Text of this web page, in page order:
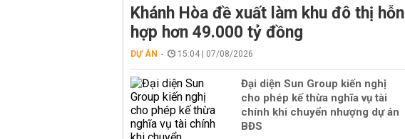
Khánh Hòa đề xuất làm khu đô thị hỗn
hợp hơn 49.000 tỷ đồng
DỰ ÁN 15:04 | 07/08/2026
Đại diện Sun Group kiến nghị
cho phép kế thừa nghĩa vụ tài
chính khi chuyển nhượng dự án
BĐS